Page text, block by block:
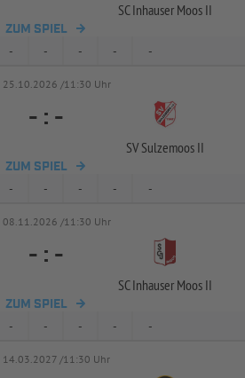
SC Inhauser Moos II
ZUM SPIEL
- - - - -
25.10.2026 /11:30 Uhr
- : -
SV Sulzemoos II
ZUM SPIEL
- - - - -
08.11.2026 /11:30 Uhr
- : -
SC Inhauser Moos II
ZUM SPIEL
- - - - -
14.03.2027 /11:30 Uhr